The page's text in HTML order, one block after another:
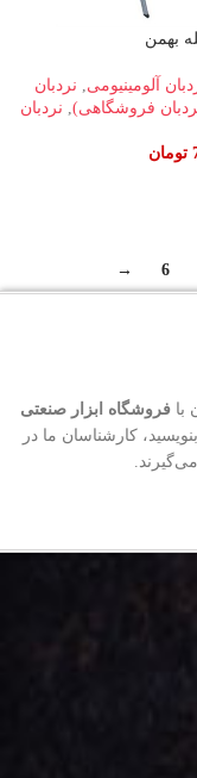
آلومینیومی, نردبان
فروشگاهی), نردبان
تومان
6
→
با فروشگاه ابزار صنعتی
کارشناسان ما در